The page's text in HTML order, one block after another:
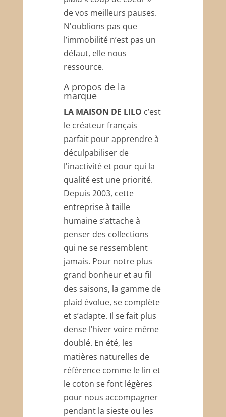
de vos meilleurs pauses.
N'oublions pas que
l’immobilité n’est pas un
défaut, elle nous
ressource.
A propos de la
marque
LA MAISON DE LILO c’est
le créateur français
parfait pour apprendre à
déculpabiliser de
l'inactivité et pour qui la
qualité est une priorité.
Depuis 2003, cette
entreprise à taille
humaine s’attache à
penser des collections
qui ne se ressemblent
jamais. Pour notre plus
grand bonheur et au fil
des saisons, la gamme de
plaid évolue, se complète
et s’adapte. Il se fait plus
dense l’hiver voire même
doublé. En été, les
matières naturelles de
référence comme le lin et
le coton se font légères
pour nous accompagner
pendant la sieste ou les